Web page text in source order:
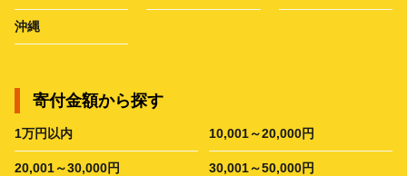
沖縄
寄付金額から探す
1万円以内 10,001～20,000円
20,001～30,000円 30,001～50,000円